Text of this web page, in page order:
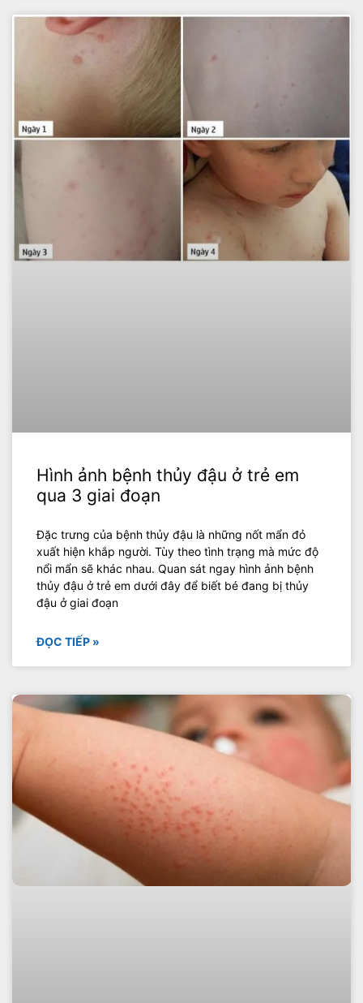
Hình ảnh bệnh thủy đậu ở trẻ em
qua 3 giai đoạn
Đặc trưng của bệnh thủy đậu là những nốt mẩn đỏ
xuất hiện khắp người. Tùy theo tình trạng mà mức độ
nổi mẩn sẽ khác nhau. Quan sát ngay hình ảnh bệnh
thủy đậu ở trẻ em dưới đây để biết bé đang bị thủy
đậu ở giai đoạn
ĐỌC TIẾP »